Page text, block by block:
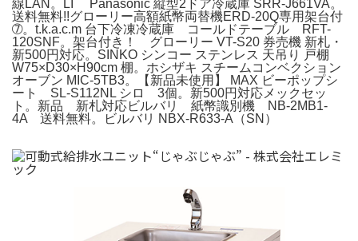
線LAN。LI Panasonic 縦型2ドア冷蔵庫 SRR-J661VA。
送料無料!!グローリー高額紙幣両替機ERD-20Q専用架台付
➆。t.k.a.c.m 台下冷凍冷蔵庫 コールドテーブル RFT-
120SNF。架台付き！ グローリー VT-S20 券売機 新札・
新500円対応。SINKO シンコー ステンレス 天吊り 戸棚
W75×D30×H90cm 棚。ホシザキ スチームコンベクション
オーブン MIC-5TB3。【新品未使用】 MAX ビーポップシ
ート SL-S112NL シロ 3個。新500円対応メックセッ
ト。新品 新札対応ビルバリ 紙幣識別機 NB-2MB1-
4A 送料無料。ビルバリ NBX-R633-A（SN）